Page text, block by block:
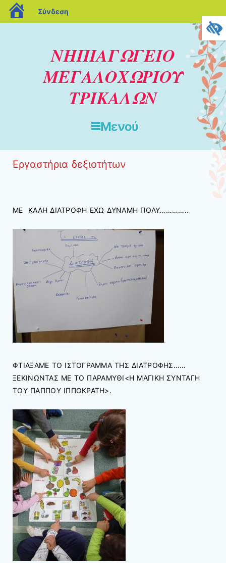
ΝΗΠΙΑΓΩΓΕΙΟ
ΜΕΓΑΛΟΧΩΡΙΟΥ
ΤΡΙΚΑΛΩΝ
Μενού
Εργαστήρια δεξιοτήτων
ΜΕ ΚΑΛΗ ΔΙΑΤΡΟΦΗ ΕΧΩ ΔΥΝΑΜΗ ΠΟΛΥ…………..
.
ΦΤΙΑΞΑΜΕ ΤΟ ΙΣΤΟΓΡΑΜΜΑ ΤΗΣ ΔΙΑΤΡΟΦΗΣ……
ΞΕΚΙΝΩΝΤΑΣ ΜΕ ΤΟ ΠΑΡΑΜΥΘΙ<Η ΜΑΓΙΚΗ ΣΥΝΤΑΓΗ
ΤΟΥ ΠΑΠΠΟΥ ΙΠΠΟΚΡΑΤΗ>.
blogs.sch.gr
Σύνδεση